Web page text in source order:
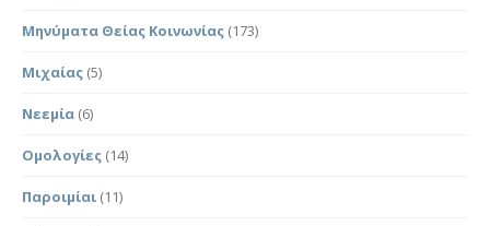
Μηνύματα Θείας Κοινωνίας (173)
Μιχαίας (5)
Νεεμία (6)
Ομολογίες (14)
Παροιμίαι (11)